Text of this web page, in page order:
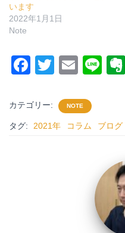
います
2022年1月1日
Note
F
c
e
T
tt
er
E
ail
Li
カテゴリー: NOTE
タグ: 2021年 コラム ブログ